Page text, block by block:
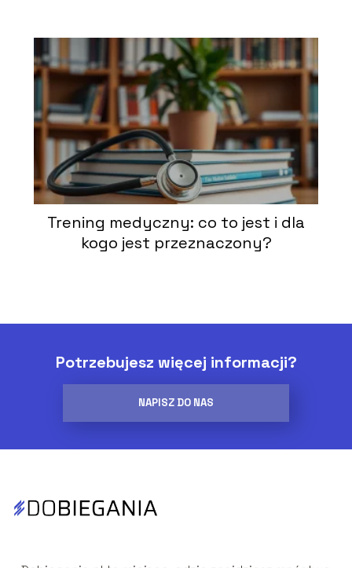
Trening medyczny: co to jest i dla
kogo jest przeznaczony?
Potrzebujesz więcej informacji?
NAPISZ DO NAS